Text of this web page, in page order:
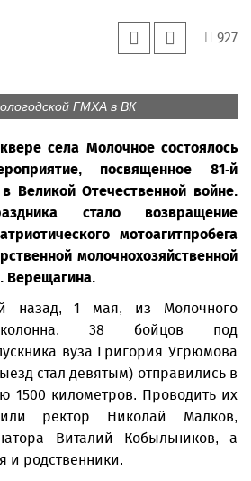
927
ГМХА в ВК
села Молочное состоялось
посвященное 81-й
Великой Отечественной войне.
стало возвращение
мотоагитпробега
молочнохозяйственной
Верещагина.
назад, 1 мая, из Молочного
38 бойцов под
вуза Григория Угрюмова
стал девятым) отправились в
1500 километров. Проводить их
ректор Николай Малков,
Виталий Кобыльников, а
и родственники.